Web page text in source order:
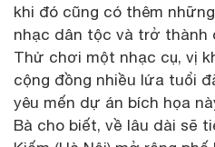
khi đó cũng có thêm
nhạc dân tộc và trở thành
Thử chơi một nhạc cụ, vị
cộng đồng nhiều lứa tuổi
yêu mến dự án bích họa
Bà cho biết, về lâu dài sẽ